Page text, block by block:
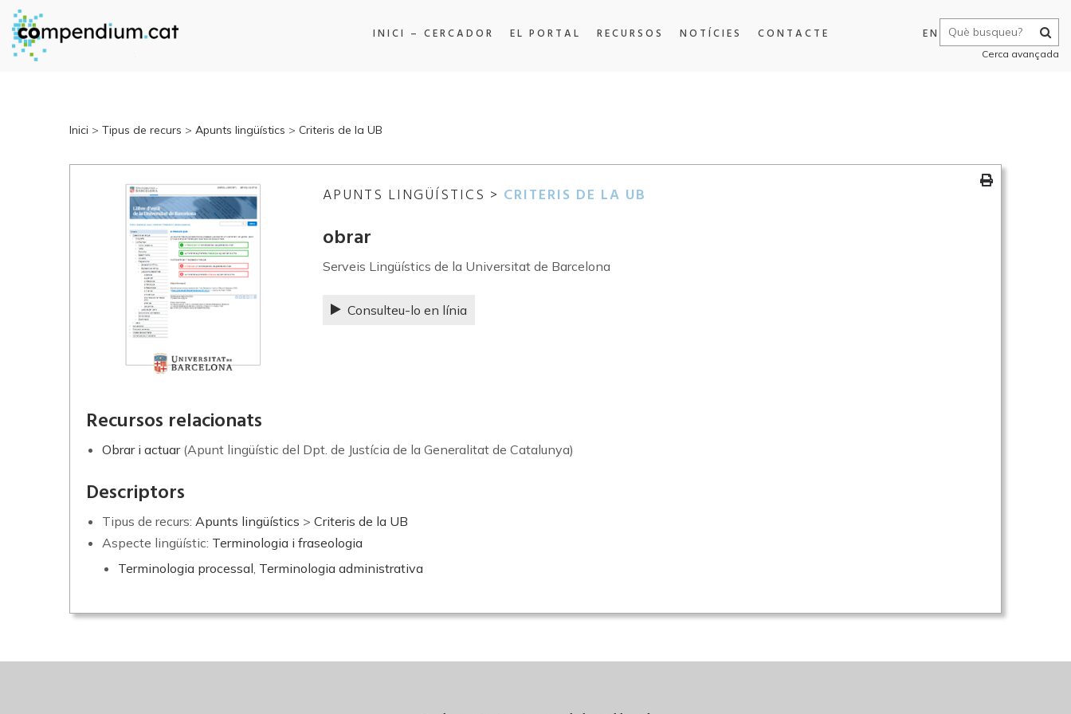
INICI – CERCADOR EL PORTAL RECURSOS NOTÍCIES CONTACTE EN
Cerca avançada
Inici > Tipus de recurs > Apunts lingüístics > Criteris de la UB
APUNTS LINGÜÍSTICS > CRITERIS DE LA UB
obrar
Serveis Lingüístics de la Universitat de Barcelona
Consulteu-lo en línia
Recursos relacionats
Obrar i actuar(Apunt lingüístic del Dpt. de Justícia de la Generalitat de Catalunya)
Descriptors
Tipus de recurs: Apunts lingüístics > Criteris de la UB
Aspecte lingüístic: Terminologia i fraseologia
Terminologia processal, Terminologia administrativa